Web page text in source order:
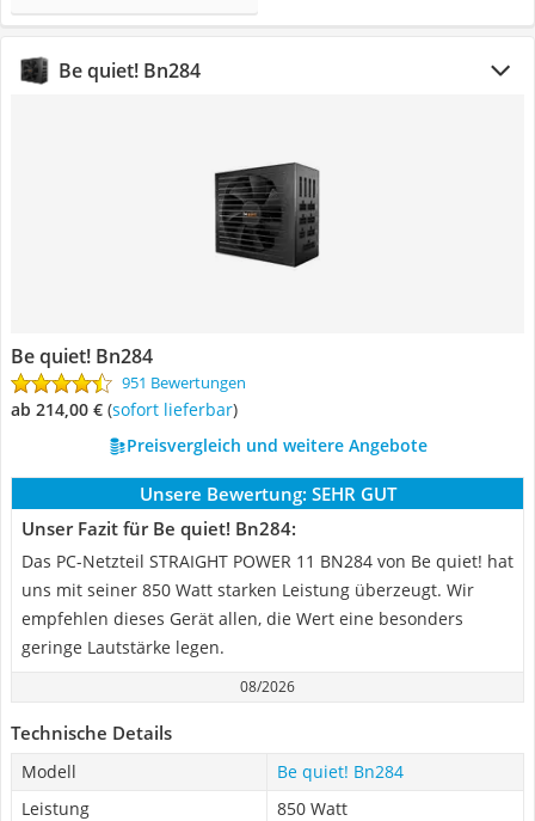
Be quiet! ‎Bn284
Be quiet! ‎Bn284
951 Bewertungen
ab 214,00 € ( Sofort lieferbar)
Preisvergleich und weitere Angebote
Unsere Bewertung: SEHR GUT
Unser Fazit für Be quiet! ‎Bn284:
Das PC-Netzteil STRAIGHT POWER 11 BN284 von Be quiet! hat
uns mit seiner 850 Watt starken Leistung überzeugt. Wir
empfehlen dieses Gerät allen, die Wert eine besonders
geringe Lautstärke legen.
08/2026
Technische Details
Modell
Be quiet! ‎Bn284
Leistung
850 Watt